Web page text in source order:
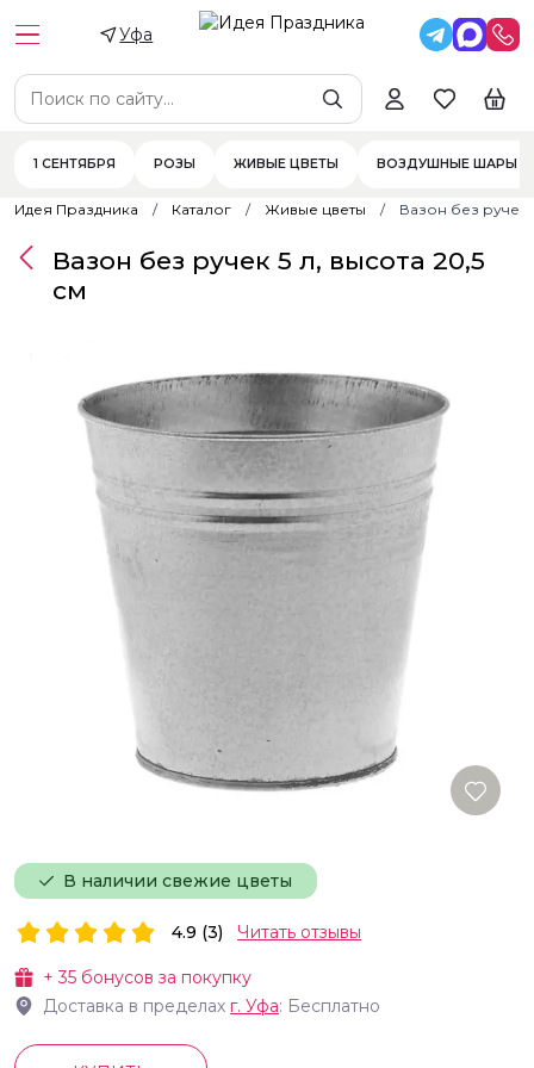
Уфа
1 СЕНТЯБРЯ РОЗЫ ЖИВЫЕ ЦВЕТЫ ВОЗДУШНЫЕ ШАРЫ
Идея Праздника Каталог Живые цветы Вазон без ручек
В наличии свежие цветы
Вазон без ручек 5 л, высота 20,5
см
+35 бонусов за покупку
Доставка в пределах г. Уфа: Бесплатно
4.9 (3) Читать отзывы